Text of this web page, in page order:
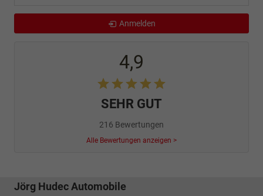
Anmelden
4,9
SEHR GUT
216 Bewertungen
Alle Bewertungen anzeigen >
Jörg Hudec Automobile